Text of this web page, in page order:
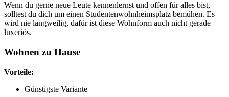
Wenn du gerne neue Leute kennenlernst und offen für alles bist,
solltest du dich um einen Studentenwohnheimsplatz bemühen. Es
wird nie langweilig, dafür ist diese Wohnform auch nicht gerade
luxeriös.
Wohnen zu Hause
Vorteile:
Günstigste Variante